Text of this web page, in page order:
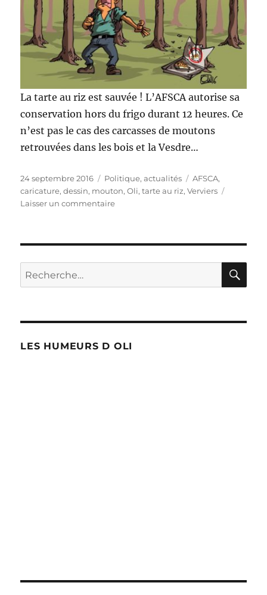
La tarte au riz est sauvée ! L’AFSCA autorise sa
conservation hors du frigo durant 12 heures. Ce
n’est pas le cas des carcasses de moutons
retrouvées dans les bois et la Vesdre…
Publié
le
24 septembre 2016 Catégories
Politique, actualités Étiquettes
AFSCA,
caricature,dessin, mouton,Oli,tarte au riz,Verviers
Laisser un commentairesur
sauvée
Recherche
pour :
LES HUMEURS D OLI